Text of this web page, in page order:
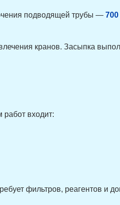
подводящей трубы —
кранов. Засыпка
входит:
фильтров, реагентов и